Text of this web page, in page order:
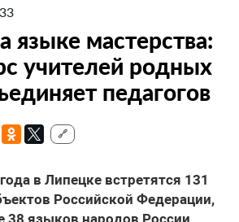
языке мастерства:
учителей родных
педагогов
🔗
в Липецке встретятся 131
Российской Федерации,